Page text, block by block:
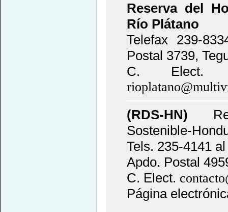
Reserva del
Río Plátano
Telefax 239-
Postal 3739,
C.
(RDS-HN)
Sostenible-
Tels. 235-4141
Apdo. Postal
C. Elect.
Página